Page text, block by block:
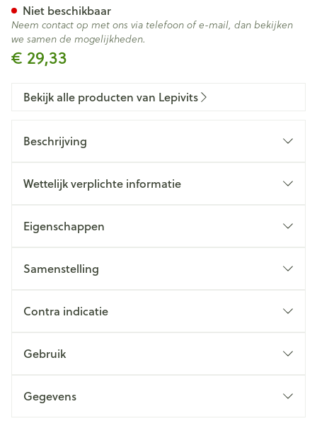
€ 29,33
Niet beschikbaar
Neem contact op met ons via telefoon of e-mail, dan bekijken
we samen de mogelijkheden.
Bekijk alle producten van Lepivits
Beschrijving
Wettelijk verplichte informatie
Eigenschappen
Samenstelling
Contra indicatie
Gebruik
Gegevens